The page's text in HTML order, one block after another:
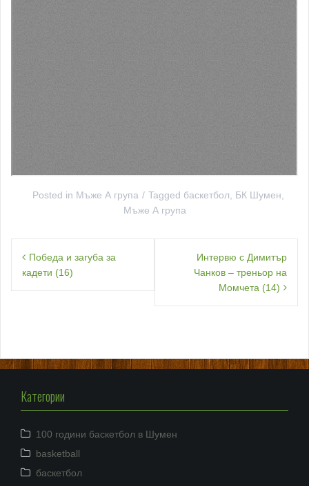
Posted in Мъже А група Tagged баскетбол, БК Шумен,
Мъже А група
Навигация
Победа и загуба за
кадети (16)
Интервю с Димитър
Чанков – треньор на
Момчета (14)
Категории
100 години баскетбол в Шумен
basketball
баскетбол